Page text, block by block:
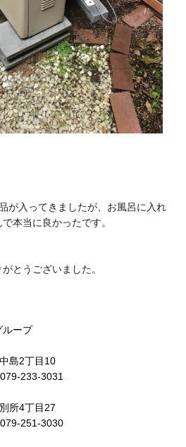
が入ってきましたが、お風呂に入れ
本当に良かったです。
とうございました。
ループ
島2丁目10
233-3031
所4丁目27
251-3030